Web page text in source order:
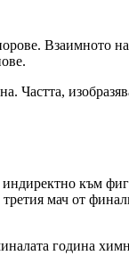
Взаимното
Частта,
към
третия мач от
година